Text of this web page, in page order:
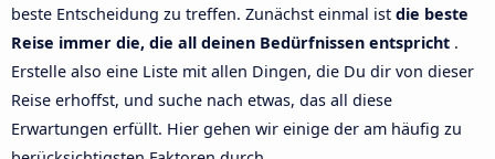
beste Entscheidung zu treffen. Zunächst einmal ist die beste
Reise immer die, die all deinen Bedürfnissen entspricht .
Erstelle also eine Liste mit allen Dingen, die Du dir von dieser
Reise erhoffst, und suche nach etwas, das all diese
Erwartungen erfüllt. Hier gehen wir einige der am häufig zu